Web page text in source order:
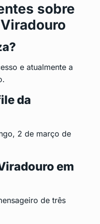
sobre
e atualmente a
da
2 de março de
em
de três